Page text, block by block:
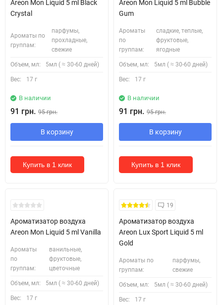
Areon Mon Liquid 5 ml Black
Crystal
Ароматы по
группам:
парфумы,
прохладные,
свежие
Объем, мл: 5мл ( ≈ 30-60 дней)
Вес: 17 г
В наличии
91 грн. 95 грн.
В корзину
Купить в 1 клик
Areon Mon Liquid 5 ml Bubble
Gum
Ароматы
по
группам:
сладкие, теплые,
фруктовые,
ягодные
Объем, мл: 5мл ( ≈ 30-60 дней)
Вес: 17 г
В наличии
91 грн. 95 грн.
В корзину
Купить в 1 клик
Ароматизатор воздуха
Areon Mon Liquid 5 ml Vanilla
Ароматы
по
группам:
ванильные,
фруктовые,
цветочные
Объем, мл: 5мл ( ≈ 30-60 дней)
Вес: 17 г
19
Ароматизатор воздуха
Areon Lux Sport Liquid 5 ml
Gold
Ароматы по
группам:
парфумы,
свежие
Объем, мл: 5мл ( ≈ 30-60 дней)
Вес: 17 г